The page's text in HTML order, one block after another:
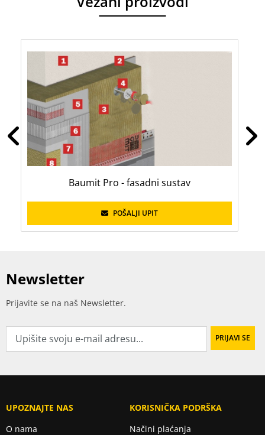
Baumit Pro - fasadni sustav
POŠALJI UPIT
Newsletter
Prijavite se na naš Newsletter.
UPOZNAJTE NAS
O nama
KORISNIČKA PODRŠKA
Načini plaćanja